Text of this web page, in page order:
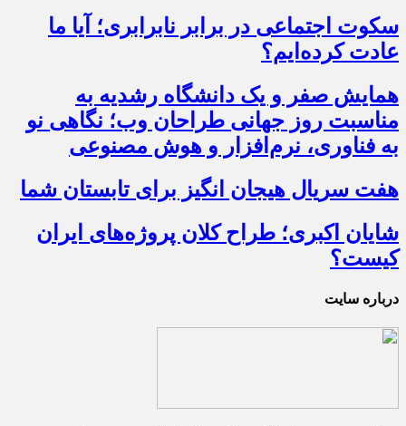
سکوت اجتماعی در برابر نابرابری؛ آیا ما
عادت کرده‌ایم؟
همایش صفر و یک دانشگاه رشدیه به
مناسبت روز جهانی طراحان وب؛ نگاهی نو
به فناوری، نرم‌افزار و هوش مصنوعی
هفت سریال هیجان انگیز برای تابستان شما
شایان اکبری؛ طراح کلان پروژه‌های ایران
کیست؟
درباره سایت